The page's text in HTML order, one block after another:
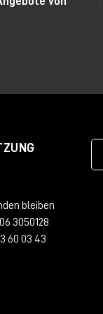
bleiben
3050128
60 03 43